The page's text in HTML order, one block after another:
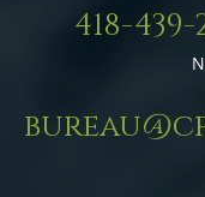
418-